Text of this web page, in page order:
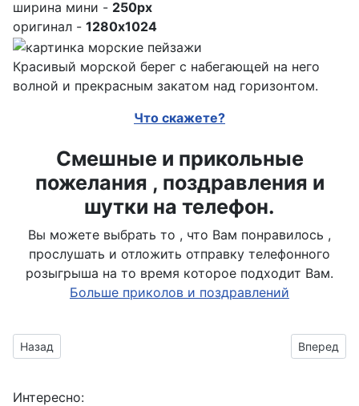
ширина мини - 250px
оригинал - 1280x1024
Красивый морской берег с набегающей на него
волной и прекрасным закатом над горизонтом.
Что скажете?
Смешные и прикольные
пожелания , поздравления и
шутки на телефон.
Вы можете выбрать то , что Вам понравилось ,
прослушать и отложить отправку телефонного
розыгрыша на то время которое подходит Вам.
Больше приколов и поздравлений
Предыдущий материал: Домик , с крышей укрытой
Назад Вперед
Интересно: